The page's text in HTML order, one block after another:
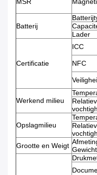
MSR
Batterij
Lader
Certificatie
ICC
NFC
Werkend milieu
Opslagmilieu
Grootte en Weigt Gewicht